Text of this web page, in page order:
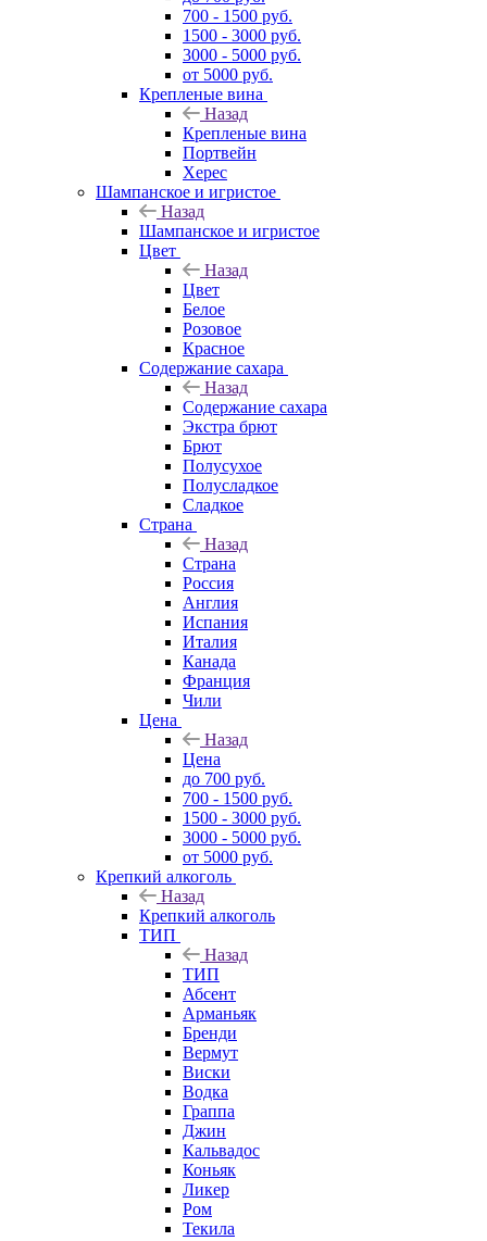
700 - 1500 руб.
1500 - 3000 руб.
3000 - 5000 руб.
от 5000 руб.
Крепленые вина
Назад
Крепленые вина
Портвейн
Херес
Шампанское и игристое
Назад
Шампанское и игристое
Цвет
Назад
Цвет
Белое
Розовое
Красное
Содержание сахара
Назад
Содержание сахара
Экстра брют
Брют
Полусухое
Полусладкое
Сладкое
Страна
Назад
Страна
Россия
Англия
Испания
Италия
Канада
Франция
Чили
Цена
Назад
Цена
до 700 руб.
700 - 1500 руб.
1500 - 3000 руб.
3000 - 5000 руб.
от 5000 руб.
Крепкий алкоголь
Назад
Крепкий алкоголь
ТИП
Назад
ТИП
Абсент
Арманьяк
Бренди
Вермут
Виски
Водка
Граппа
Джин
Кальвадос
Коньяк
Ликер
Ром
Текила